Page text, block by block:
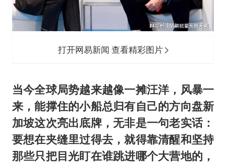
打开网易新闻 查看精彩图片
当今全球局势越来越像一摊汪洋，风暴一
来，能撑住的小船总归有自己的方向盘新
加坡这次亮出底牌，无非是一句老实话：
要想在夹缝里过得去，就得靠清醒和坚持
那些只把目光盯在谁跳进哪个大营地的，